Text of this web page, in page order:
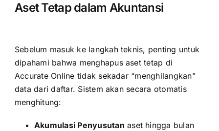
Aset Tetap dalam Akuntansi
Sebelum masuk ke langkah teknis, penting untuk
dipahami bahwa menghapus aset tetap di
Accurate Online tidak sekadar “menghilangkan”
data dari daftar. Sistem akan secara otomatis
menghitung:
Akumulasi Penyusutan aset hingga bulan